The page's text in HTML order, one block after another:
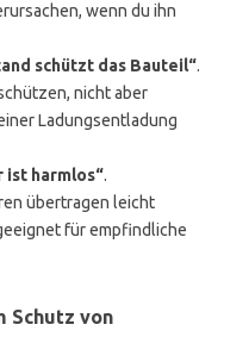
wenn du ihn
schützt das Bauteil“.
nicht aber
Ladungsentladung
ist harmlos“.
übertragen leicht
für empfindliche
Schutz von